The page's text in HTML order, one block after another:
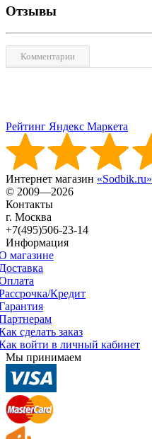
Отзывы
Комментарии
Рейтинг Яндекс Маркета
Интернет магазин «Sodbik.ru»
© 2009—2026
Контакты
г. Москва
+7(495)506-23-14
Информация
магазине
Кредит
сделать заказ
войти в личный кабинет
Мы принимаем